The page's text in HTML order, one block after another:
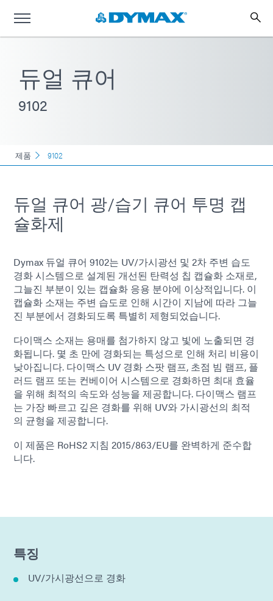
듀얼 큐어
9102
제품 9102
듀얼 큐어 광/습기 큐어 투명 캡
슐화제
Dymax 듀얼 큐어 9102는 UV/가시광선 및 2차 주변 습도
경화 시스템으로 설계된 개선된 탄력성 칩 캡슐화 소재로,
그늘진 부분이 있는 캡슐화 응용 분야에 이상적입니다. 이
캡슐화 소재는 주변 습도로 인해 시간이 지남에 따라 그늘
진 부분에서 경화되도록 특별히 제형되었습니다.
다이맥스 소재는 용매를 첨가하지 않고 빛에 노출되면 경
화됩니다. 몇 초 만에 경화되는 특성으로 인해 처리 비용이
낮아집니다. 다이맥스 UV 경화 스팟 램프, 초점 빔 램프, 플
러드 램프 또는 컨베이어 시스템으로 경화하면 최대 효율
을 위해 최적의 속도와 성능을 제공합니다. 다이맥스 램프
는 가장 빠르고 깊은 경화를 위해 UV와 가시광선의 최적
의 균형을 제공합니다.
이 제품은 RoHS2 지침 2015/863/EU를 완벽하게 준수합
니다.
특징
UV/가시광선으로 경화